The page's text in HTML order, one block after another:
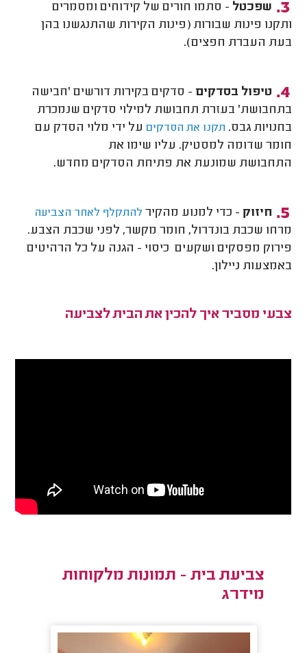
שפכטל - סתמו חורים של קידוחים ומסמרים
ותקנו פינות שבורות (פינות הקירות שהתנגשנו בהן
בעת העברת חפצים).
טיפול בסדקים - סדקים בקירות דורשים 'חבישה
בתחבושת' בעזרת תחבושת למילוי סדקים שנמכרת
בחנויות גבס. תקנו את הסדקים על ידי מלוי הסדק עם
חומר שדומה למסטיק. עליו שימו את
התחבושת שמונעת את פתיחת הסדקים מחדש.
חיזוק - כדי למנוע מהקיר להתקלף לאחר הצביעה
מרחו שכבת בונדרול, חומר מקשר, לפני שכבת הצבע.
פירוק מפסקים ושקעים כיסוי - הגנה על כל הרהיטים
באמצעות ניילון.
צבעי מסביר איך להכין את הבית לצביעה
צביעת בית - תמונות מלקוחות
מידרג